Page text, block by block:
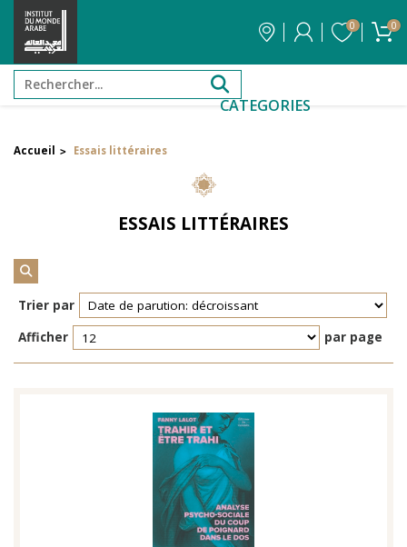
0 0
CATEGORIES
Filtrer par attribut
Réinitialiser les filtres
TENTER L'ART POUR SOIGNER
Accueil > Essais littéraires
ESSAIS LITTÉRAIRES
Trier par
Afficher
par page